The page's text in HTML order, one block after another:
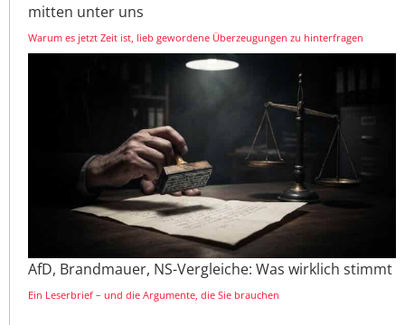
mitten unter uns
Warum es jetzt Zeit ist, lieb gewordene Überzeugungen zu hinterfragen
AfD, Brandmauer, NS-Vergleiche: Was wirklich stimmt
Ein Leserbrief – und die Argumente, die Sie brauchen